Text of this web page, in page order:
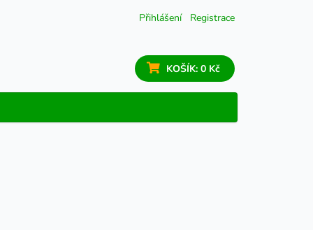
Přihlášení Registrace
KOŠÍK: 0 Kč